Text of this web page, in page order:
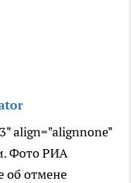
align="alignnone"
Фото РИА
об отмене